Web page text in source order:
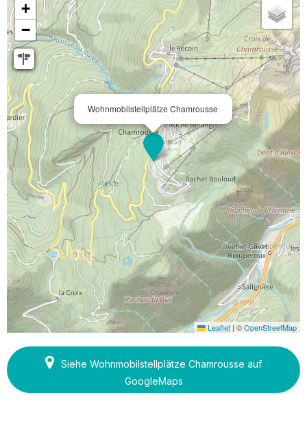
Wohnmobilstellplätze Chamrousse
+
−
Leaflet | ©OpenStreetMap
Siehe Wohnmobilstellplätze Chamrousse auf
GoogleMaps